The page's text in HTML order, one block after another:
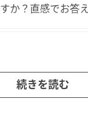
か？直感でお答え
掛ける二人
続きを読む